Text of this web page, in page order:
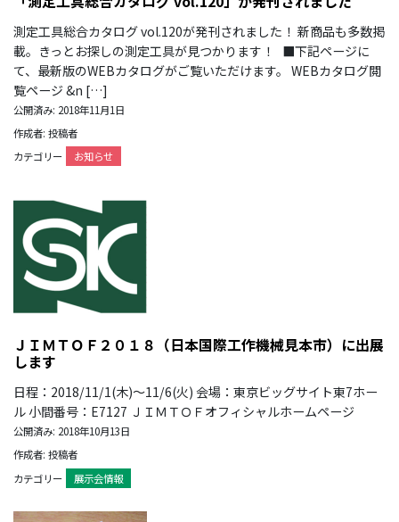
測定工具総合カタログ vol.120が発刊されました！ 新商品も多数掲
載。きっとお探しの測定工具が見つかります！ ■下記ページに
て、最新版のWEBカタログがご覧いただけます。 WEBカタログ閲
覧ページ &n […]
公開済み: 2018年11月1日
作成者: 投稿者
カテゴリー
お知らせ
ＪＩＭＴＯＦ２０１８（日本国際工作機械見本市）に出展
します
日程：2018/11/1(木)～11/6(火) 会場：東京ビッグサイト東7ホー
ル 小間番号：E7127 ＪＩＭＴＯＦオフィシャルホームページ
公開済み: 2018年10月13日
作成者: 投稿者
カテゴリー
展示会情報